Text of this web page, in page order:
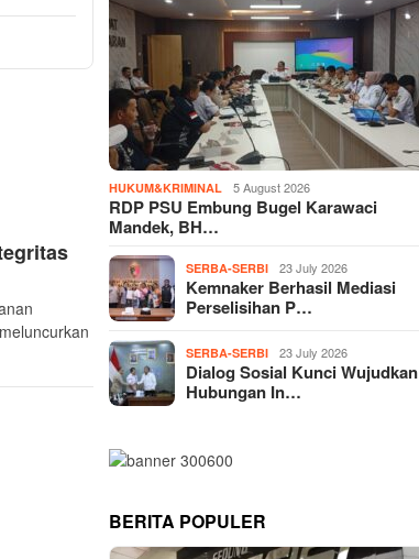
HUKUM&KRIMINAL 5 August 2026
RDP PSU Embung Bugel Karawaci
Mandek, BH…
SERBA-SERBI 23 July 2026
Kemnaker Berhasil Mediasi
Perselisihan P…
SERBA-SERBI 23 July 2026
Dialog Sosial Kunci Wujudkan
Hubungan In…
BERITA POPULER